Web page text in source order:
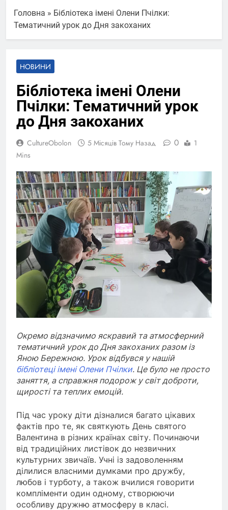
Головна » Бібліотека імені Олени Пчілки:
Тематичний урок до Дня закоханих
НОВИНИ
Бібліотека імені Олени
Пчілки: Тематичний урок
до Дня закоханих
CultureObolon 5 Місяців Тому Назад 0
1
Mins
Окремо відзначимо яскравий та атмосферний
тематичний урок до Дня закоханих разом із
Яною Бережною. Урок відбувся у нашій
бібліотеці імені Олени Пчілки. Це було не просто
заняття, а справжня подорож у світ доброти,
щирості та теплих емоцій.
Під час уроку діти дізналися багато цікавих
фактів про те, як святкують День святого
Валентина в різних країнах світу. Починаючи
від традиційних листівок до незвичних
культурних звичаїв. Учні із задоволенням
ділилися власними думками про дружбу,
любов і турботу, а також вчилися говорити
компліменти один одному, створюючи
особливу дружню атмосферу в класі.